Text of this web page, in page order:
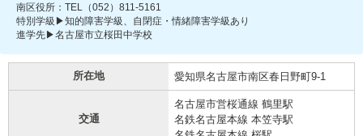
南区役所：TEL（052）811-5161
特別学級▶知的障害学級、自閉症・情緒障害学級あり
進学先▶名古屋市立桜田中学校
所在地 愛知県名古屋市南区春日野町9-1
交通
名古屋市営桜通線 鶴里駅
名鉄名古屋本線 本笠寺駅